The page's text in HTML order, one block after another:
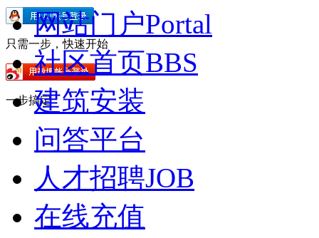
只需一步，快速开始
一步搞定
网站门户Portal
社区首页BBS
建筑安装
问答平台
人才招聘JOB
在线充值